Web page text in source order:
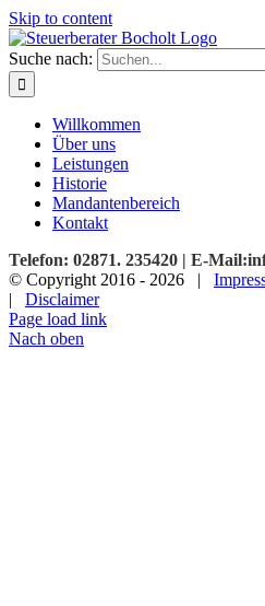
Skip to content
Suche nach:
Willkommen
Über uns
Leistungen
Historie
Mandantenbereich
Kontakt
Telefon: 02871. 235420 | E-
© Copyright 2016 - 2026 |
| Disclaimer
Page load link
Nach oben